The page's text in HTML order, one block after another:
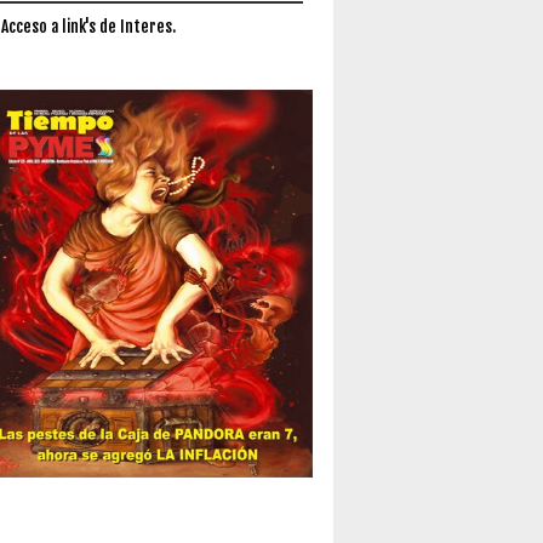
a link's de Interes.